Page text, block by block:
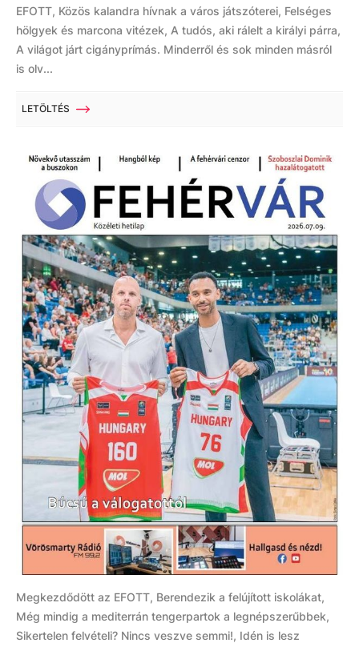
EFOTT, Közös kalandra hívnak a város játszóterei, Felséges
hölgyek és marcona vitézek, A tudós, aki rálelt a királyi párra,
A világot járt cigányprímás. Minderről és sok minden másról
is olv...
LETÖLTÉS
Megkezdődött az EFOTT, Berendezik a felújított iskolákat,
Még mindig a mediterrán tengerpartok a legnépszerűbbek,
Sikertelen felvételi? Nincs veszve semmi!, Idén is lesz